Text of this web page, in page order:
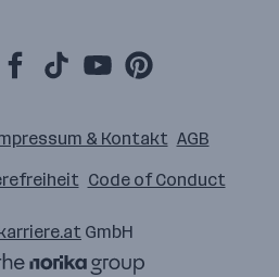
& Kontakt AGB
Code of Conduct
GmbH